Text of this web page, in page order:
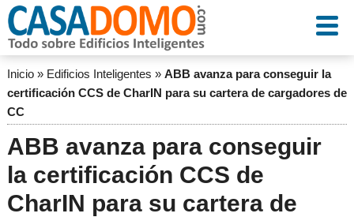
Inicio» Edificios Inteligentes » ABB avanza para conseguir la
certificación CCS de CharIN para su cartera de cargadores de
CC
ABB avanza para conseguir
la certificación CCS de
CharIN para su cartera de